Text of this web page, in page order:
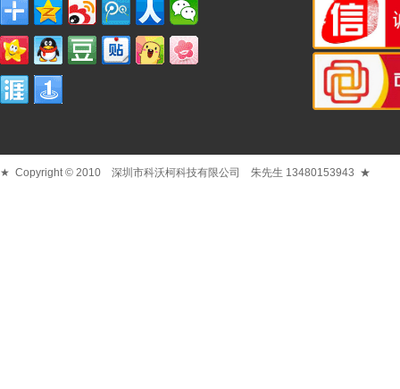
★ Copyright © 2010 深圳市科沃柯科技有限公司 朱先生 13480153943 ★